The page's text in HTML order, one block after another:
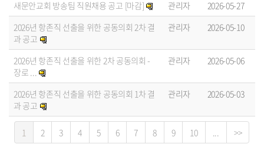
새문안교회 방송팀 직원채용 공고 [마감]
관리자
2026-05-27
2026년 항존직 선출을 위한 공동의회 2차 결
과 공고
관리자 2026-05-10
2026년 항존직 선출을 위한 2차 공동의회 -
장로 ...
관리자 2026-05-06
2026년 항존직 선출을 위한 공동의회 1차 결
과 공고
관리자 2026-05-03
1 2 3 4 5 6 7 8 9 10 >>